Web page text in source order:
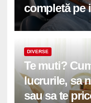
completă pe
DIVERSE
Te muti?
lucrurile, sa
sau sa te